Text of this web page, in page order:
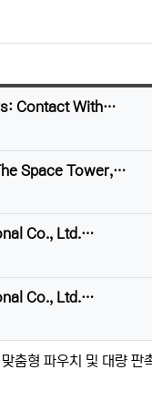
Contact With…
Space Tower,…
Co., Ltd.…
Co., Ltd.…
춤형 파우치 및 대량 판